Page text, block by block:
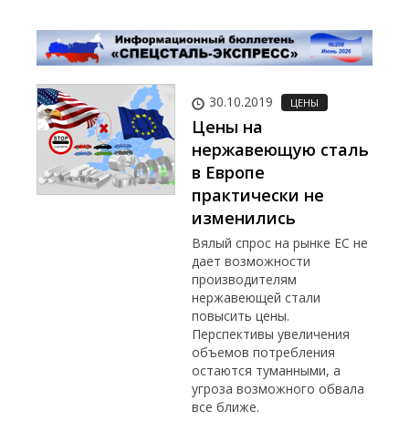
30.10.2019 ЦЕНЫ
Цены на
нержавеющую сталь
в Европе
практически не
изменились
Вялый спрос на рынке ЕС не
дает возможности
производителям
нержавеющей стали
повысить цены.
Перспективы увеличения
объемов потребления
остаются туманными, а
угроза возможного обвала
все ближе.